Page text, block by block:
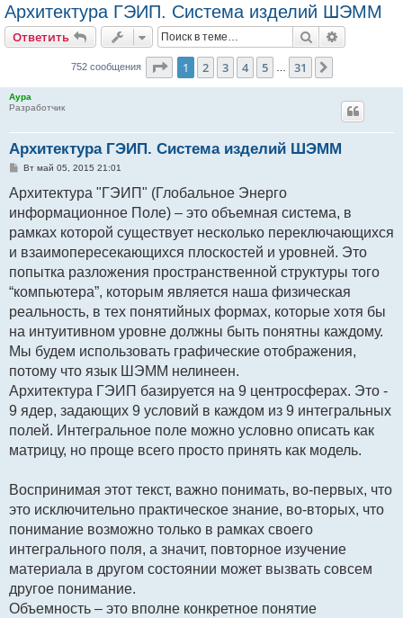
Архитектура ГЭИП. Система изделий ШЭММ
Ответить Поиск
752 сообщения Страница из 31
1 2 3 4 5 31
Аура
Разработчик
Архитектура ГЭИП. Система изделий ШЭММ
С
о
б
щ
е
н
е
Вт май 05, 2015 21:01
Архитектура "ГЭИП" (Глобальное Энерго
информационное Поле) – это объемная система, в
рамках которой существует несколько переключающихся
и взаимопересекающихся плоскостей и уровней. Это
попытка разложения пространственной структуры того
“компьютера”, которым является наша физическая
реальность, в тех понятийных формах, которые хотя бы
на интуитивном уровне должны быть понятны каждому.
Мы будем использовать графические отображения,
потому что язык ШЭММ нелинеен.
Архитектура ГЭИП базируется на 9 центросферах. Это -
9 ядер, задающих 9 условий в каждом из 9 интегральных
полей. Интегральное поле можно условно описать как
матрицу, но проще всего просто принять как модель.
Воспринимая этот текст, важно понимать, во-первых, что
это исключительно практическое знание, во-вторых, что
понимание возможно только в рамках своего
интегрального поля, а значит, повторное изучение
материала в другом состоянии может вызвать совсем
другое понимание.
Объемность – это вполне конкретное понятие